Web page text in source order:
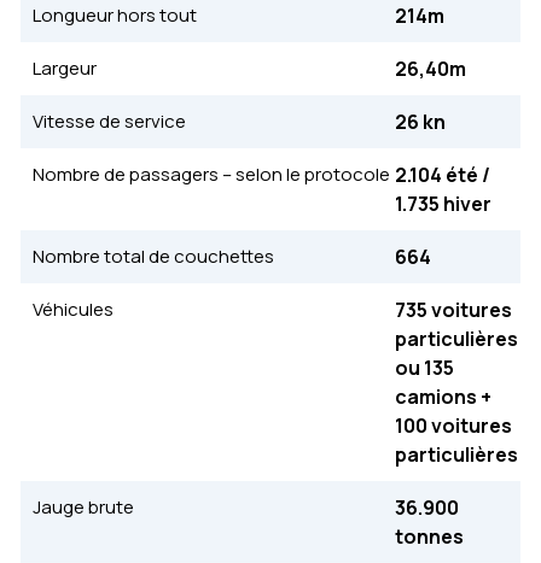
Longueur hors tout 214m
Largeur 26,40m
Vitesse de service 26 kn
Nombre de passagers – selon le protocole 2.104 été /
1.735 hiver
Nombre total de couchettes 664
Véhicules
735 voitures
particulières
ou 135
camions +
100 voitures
particulières
Jauge brute
36.900
tonnes